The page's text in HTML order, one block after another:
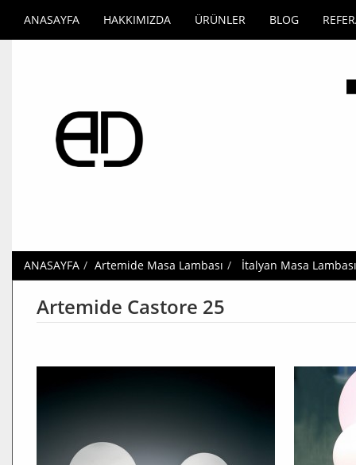
ANASAYFA HAKKIMIZDA ÜRÜNLER BLOG
ANASAYFA Artemide Masa Lambası İtalyan Masa Lambası
Artemide Castore 25